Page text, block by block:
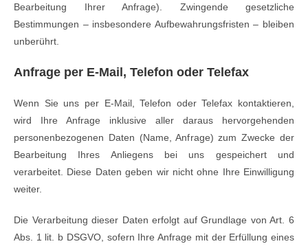
Bearbeitung Ihrer Anfrage). Zwingende gesetzliche
Bestimmungen – insbesondere Aufbewahrungsfristen – bleiben
unberührt.
Anfrage per E-Mail, Telefon oder Telefax
Wenn Sie uns per E-Mail, Telefon oder Telefax kontaktieren,
wird Ihre Anfrage inklusive aller daraus hervorgehenden
personenbezogenen Daten (Name, Anfrage) zum Zwecke der
Bearbeitung Ihres Anliegens bei uns gespeichert und
verarbeitet. Diese Daten geben wir nicht ohne Ihre Einwilligung
weiter.
Die Verarbeitung dieser Daten erfolgt auf Grundlage von Art. 6
Abs. 1 lit. b DSGVO, sofern Ihre Anfrage mit der Erfüllung eines